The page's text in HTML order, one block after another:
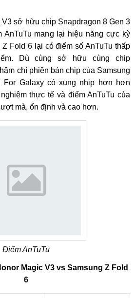
sở hữu chip Snapdragon 8 Gen 3
AnTuTu mang lại hiệu năng cực kỳ
Fold 6 lại có điểm số AnTuTu thấp
Dù cùng sở hữu cùng chip
chí phiên bản chip của Samsung
For Galaxy có xung nhịp hơn hơn
thực tế và điểm AnTuTu của
mà, ổn định và cao hơn.
Điểm AnTuTu
Magic V3 vs Samsung Z Fold
6